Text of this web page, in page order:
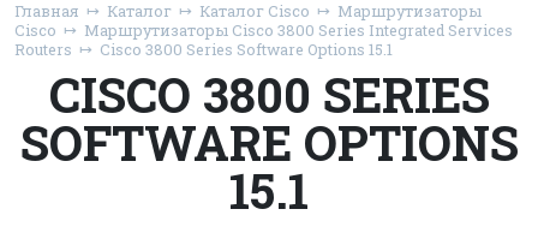
Главная Каталог Каталог Cisco
Маршрутизаторы
Cisco
Маршрутизаторы Cisco 3800 Series Integrated Services
Routers
Cisco 3800 Series Software Options 15.1
CISCO 3800 SERIES
SOFTWARE OPTIONS
15.1